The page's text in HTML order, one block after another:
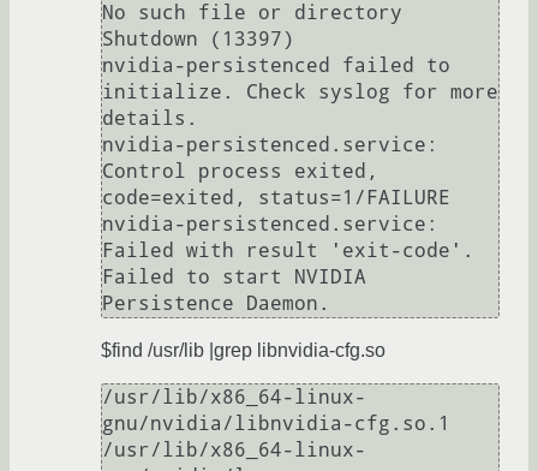
No such file or directory
Shutdown (13397)
nvidia-persistenced failed to
initialize. Check syslog for more
details.
nvidia-persistenced.service:
Control process exited,
code=exited, status=1/FAILURE
nvidia-persistenced.service:
Failed with result 'exit-code'.
Failed to start NVIDIA
$find /usr/lib |grep libnvidia-cfg.so
/usr/lib/x86_64-linux-
gnu/nvidia/libnvidia-cfg.so.1
/usr/lib/x86_64-linux-